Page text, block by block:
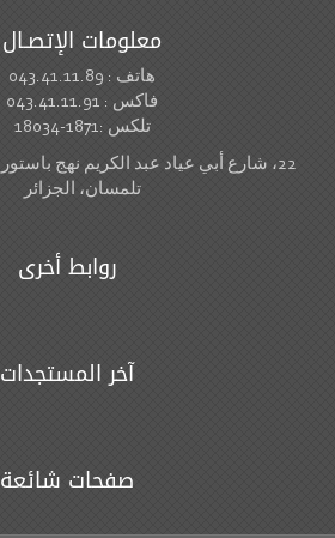
معلومات الإتصـال
هاتف : 043.41.11.89
فاكس : 043.41.11.91
تلكس :1871-18034
تلمسان، الجزائر
روابط أخرى
آخر المستجدات
صفحات شائعة